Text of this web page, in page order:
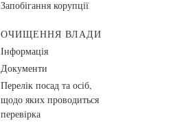
Запобігання корупції
ОЧИЩЕННЯ ВЛАДИ
Інформація
Документи
Перелік посад та осіб,
щодо яких проводиться
перевірка